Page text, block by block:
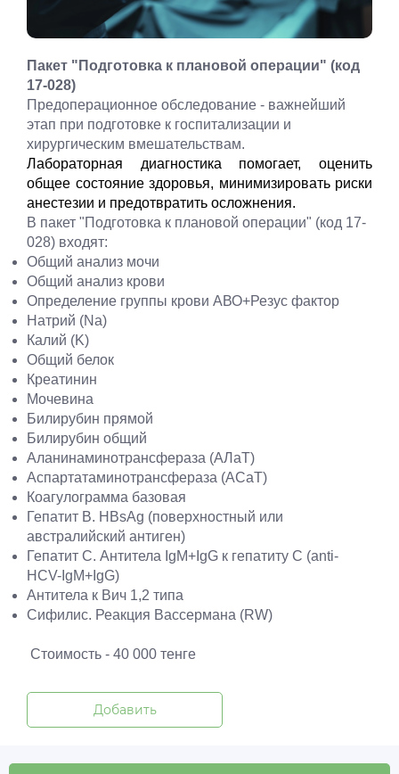
Пакет "Подготовка к плановой операции" (код
17-028)
Предоперационное обследование - важнейший
этап при подготовке к госпитализации и
хирургическим вмешательствам.
Лабораторная диагностика помогает, оценить
общее состояние здоровья, минимизировать риски
анестезии и предотвратить осложнения.
В пакет "Подготовка к плановой операции" (код 17-
028) входят:
Общий анализ мочи
Общий анализ крови
Определение группы крови АВО+Резус фактор
Натрий (Na)
Калий (K)
Общий белок
Креатинин
Мочевина
Билирубин прямой
Билирубин общий
Аланинаминотрансфераза (АЛаТ)
Аспартатаминотрансфераза (АСаТ)
Коагулограмма базовая
Гепатит В. HBsAg (поверхностный или
австралийский антиген)
Гепатит С. Антитела IgM+IgG к гепатиту С (anti-
HCV-IgM+IgG)
Антитела к Вич 1,2 типа
Сифилис. Реакция Вассермана (RW)
Стоимость - 40 000 тенге
Добавить